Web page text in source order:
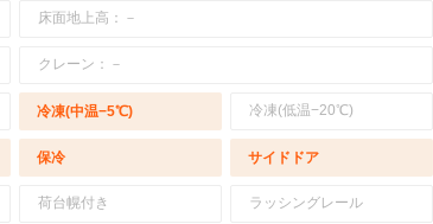
床面地上高：－
クレーン：－
冷凍(中温−5℃) 冷凍(低温−20℃)
保冷 サイドドア
荷台幌付き ラッシングレール